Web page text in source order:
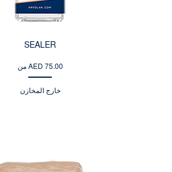
SEALER
من AED 75.00
خارج المخازن